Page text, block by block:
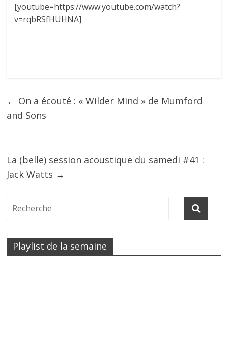
[youtube=https://www.youtube.com/watch?
v=rqbRSfHUHNA]
← On a écouté : « Wilder Mind » de Mumford
and Sons
La (belle) session acoustique du samedi #41 :
Jack Watts →
Playlist de la semaine